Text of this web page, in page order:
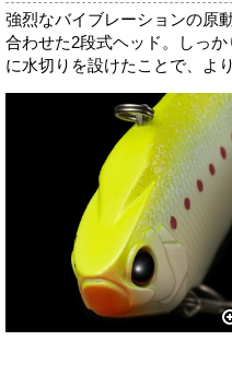
強烈なバイブレーションの原
合わせた2段式ヘッド。しっ
に水切りを設けたことで、よ